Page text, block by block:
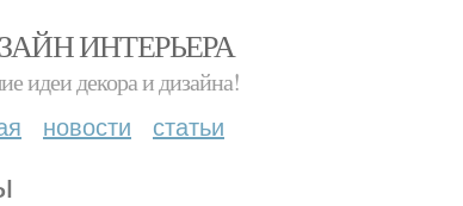
ИНТЕРЬЕРА
идеи декора и дизайна!
новости статьи